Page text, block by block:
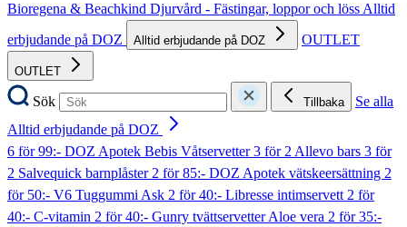
Bioregena & Beachkind Djurvård - Fästingar, loppor och lössAlltid
erbjudande på DOZ
Alltid erbjudande på DOZ OUTLET
OUTLET
Sök Tillbaka
Se alla
Alltid erbjudande på DOZ
6 för 99:- DOZ Apotek Bebis Våtservetter3 för 2 Allevo bars 3 för
2 Salvequick barnplåster2 för 85:- DOZ Apotek vätskeersättning 2
för 50:- V6 Tuggummi Ask 2 för 40:- Libresse intimservett2 för
40:- C-vitamin 2 för 40:- Gunry tvättservetter Aloe vera 2 för 35:-